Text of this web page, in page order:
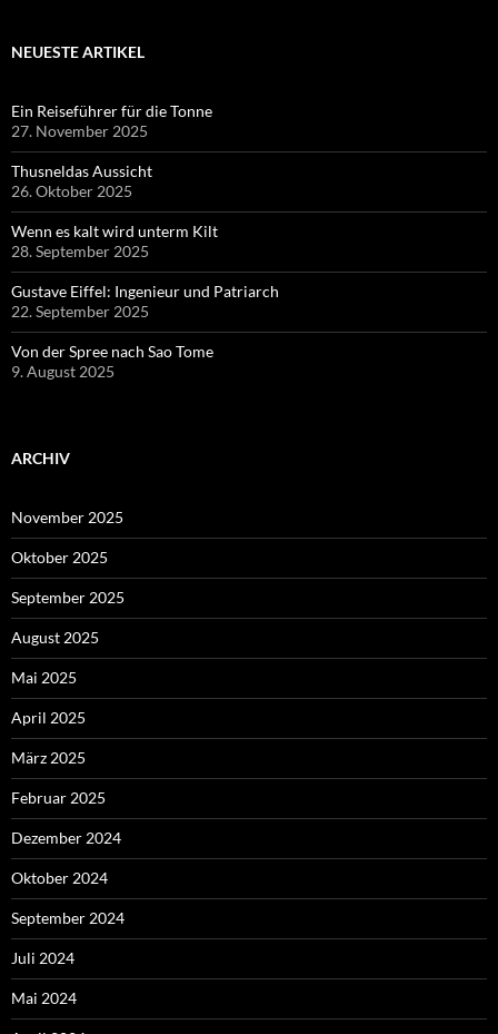
NEUESTE ARTIKEL
Ein Reiseführer für die Tonne
27. November 2025
Thusneldas Aussicht
26. Oktober 2025
Wenn es kalt wird unterm Kilt
28. September 2025
Gustave Eiffel: Ingenieur und Patriarch
22. September 2025
Von der Spree nach Sao Tome
9. August 2025
ARCHIV
November 2025
Oktober 2025
September 2025
August 2025
Mai 2025
April 2025
März 2025
Februar 2025
Dezember 2024
Oktober 2024
September 2024
Juli 2024
Mai 2024